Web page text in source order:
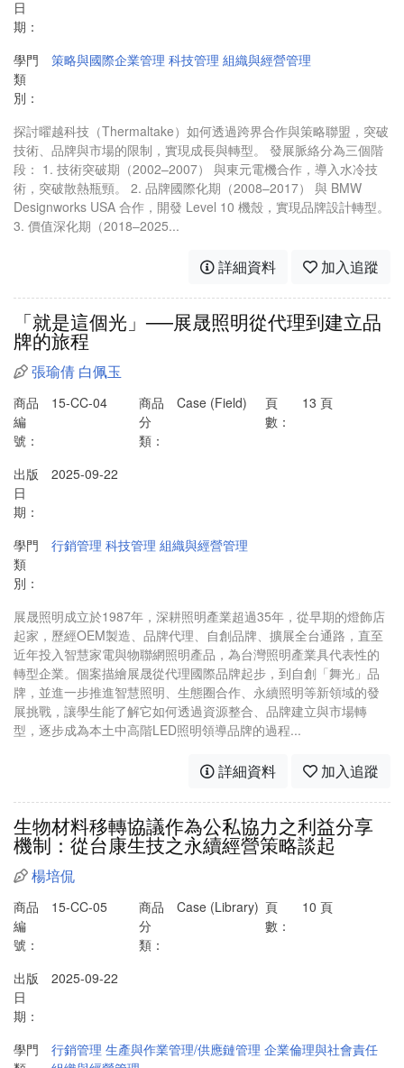
日
期：
學門
類
別：
策略與國際企業管理 科技管理 組織與經營管理
探討曜越科技（Thermaltake）如何透過跨界合作與策略聯盟，突破
技術、品牌與市場的限制，實現成長與轉型。 發展脈絡分為三個階
段： 1. 技術突破期（2002–2007） 與東元電機合作，導入水冷技
術，突破散熱瓶頸。 2. 品牌國際化期（2008–2017） 與 BMW
Designworks USA 合作，開發 Level 10 機殼，實現品牌設計轉型。
3. 價值深化期（2018–2025...
詳細資料 加入追蹤
「就是這個光」──展晟照明從代理到建立品
牌的旅程
張瑜倩 白佩玉
商品
編
號：
15-CC-04
商品
分
類：
Case (Field)
頁
數：
13 頁
出版
日
期：
2025-09-22
學門
類
別：
行銷管理 科技管理 組織與經營管理
展晟照明成立於1987年，深耕照明產業超過35年，從早期的燈飾店
起家，歷經OEM製造、品牌代理、自創品牌、擴展全台通路，直至
近年投入智慧家電與物聯網照明產品，為台灣照明產業具代表性的
轉型企業。個案描繪展晟從代理國際品牌起步，到自創「舞光」品
牌，並進一步推進智慧照明、生態圈合作、永續照明等新領域的發
展挑戰，讓學生能了解它如何透過資源整合、品牌建立與市場轉
型，逐步成為本土中高階LED照明領導品牌的過程...
詳細資料 加入追蹤
生物材料移轉協議作為公私協力之利益分享
機制：從台康生技之永續經營策略談起
楊培侃
商品
編
號：
15-CC-05
商品
分
類：
Case (Library) 頁
數：
10 頁
出版
日
期：
2025-09-22
學門
行銷管理 生產與作業管理/供應鏈管理 企業倫理與社會責任